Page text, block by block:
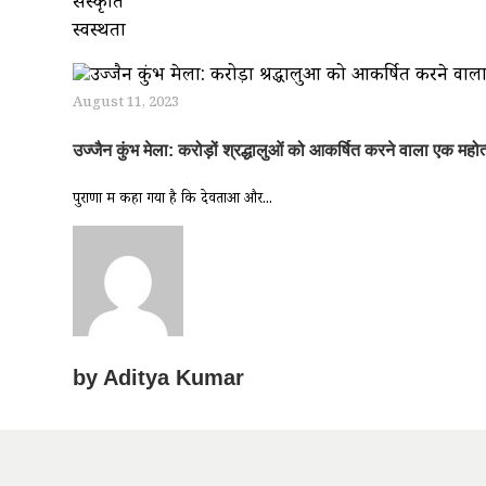
स्वस्थता
August 11, 2023
उज्जैन कुंभ मेला: करोड़ों श्रद्धालुओं को आकर्षित करने वाला एक
पुराणों में कहा गया है कि देवताओं और...
by Aditya Kumar